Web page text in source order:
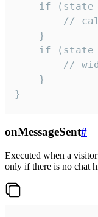
if (state
//
    }
if (state
//
    }
}
onMessageSent#
Executed when a
only if there is no chat